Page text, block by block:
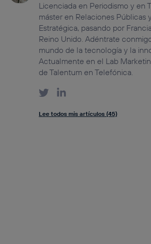
Licenciada en Periodismo y en
máster en Relaciones Públicas
Estratégica, pasando por
Reino Unido. Adéntrate
mundo de la tecnología y la
Actualmente en el Lab
de Talentum en Telefónica.
Lee todos mis artículos (45)